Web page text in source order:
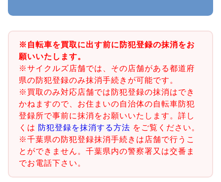
※自転車を買取に出す前に防犯登録の抹消をお
願いいたします。
※サイクルズ店舗では、その店舗がある都道府
県の防犯登録のみ抹消手続きが可能です。
※買取のみ対応店舗では防犯登録の抹消はでき
かねますので、お住まいの自治体の自転車防犯
登録所で事前に抹消をお願いいたします。詳し
くは 防犯登録を抹消する方法 をご覧ください。
※千葉県の防犯登録抹消手続きは店舗で行うこ
とができません。千葉県内の警察署又は交番ま
でお電話下さい。